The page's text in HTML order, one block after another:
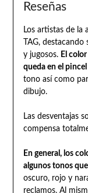
Reseñas
Los artistas de la
TAG,
y jugosos. El
queda en el
tono así como
dibujo.
Las desventajas
compensa
En general, los
algunos tonos
oscuro, rojo y
reclamos. Al